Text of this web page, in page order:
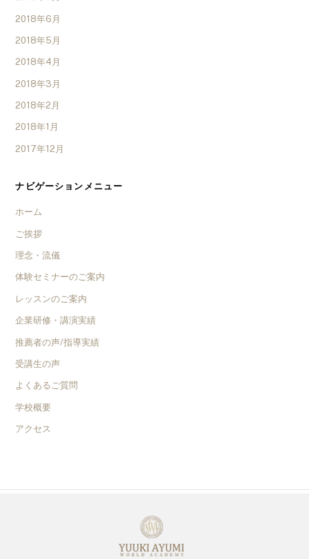
2018年6月
2018年5月
2018年4月
2018年3月
2018年2月
2018年1月
2017年12月
ナビゲーションメニュー
ホーム
ご挨拶
理念・流儀
体験セミナーのご案内
レッスンのご案内
企業研修・講演実績
推薦者の声/指導実績
受講生の声
よくあるご質問
学校概要
アクセス